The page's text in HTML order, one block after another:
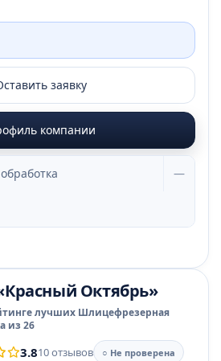
заявку
компании
—
Октябрь»
лучших Шлицефрезерная
из 26
3.810 отзывов
○ Не проверена